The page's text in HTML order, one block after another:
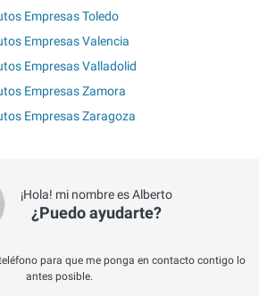
Empresas Toledo
Empresas Valencia
Empresas Valladolid
Empresas Zamora
Empresas Zaragoza
¡Hola! mi nombre es Alberto
¿Puedo ayudarte?
para que me ponga en contacto contigo lo
antes posible.